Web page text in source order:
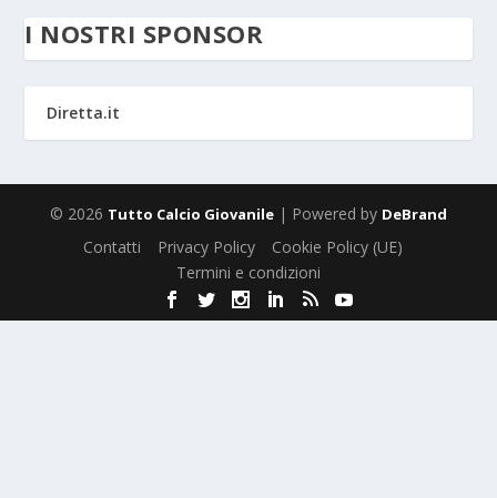
I NOSTRI SPONSOR
Diretta.it
© 2026 Tutto Calcio Giovanile | Powered by DeBrand
Contatti Privacy Policy
Cookie Policy (UE)
Termini e condizioni